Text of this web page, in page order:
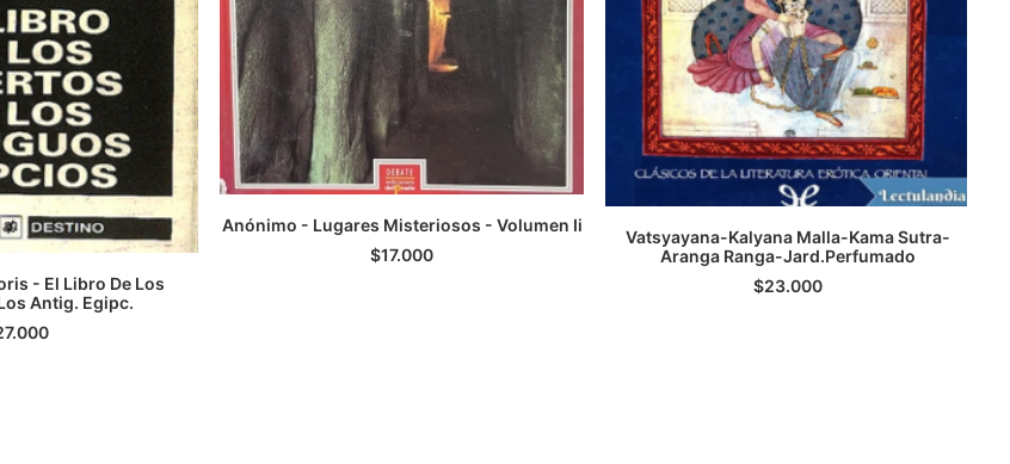
MÁS
- El Libro De Los
Antig. Egipc.
AGREGAR AL CARRITO
Anónimo - Lugares Misteriosos - Volumen Ii
$17.000 LEER MÁS
Vatsyayana-Kalyana Malla-Kama Sutra-
Aranga Ranga-Jard.Perfumado
$23.000